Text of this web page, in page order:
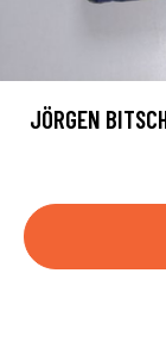
JÖRGEN